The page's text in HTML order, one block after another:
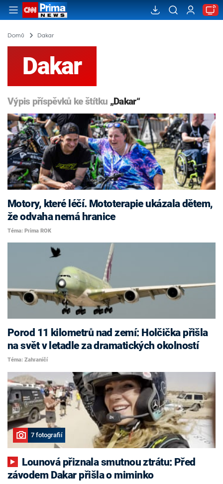
Domů Dakar
Dakar
Výpis příspěvků ke štítku „Dakar“
Motory, které léčí. Mototerapie ukázala dětem,
že odvaha nemá hranice
Téma: Prima ROK
Porod 11 kilometrů nad zemí: Holčička přišla
na svět v letadle za dramatických okolností
Téma: Zahraničí
7 fotografií
závodem Dakar přišla o miminko